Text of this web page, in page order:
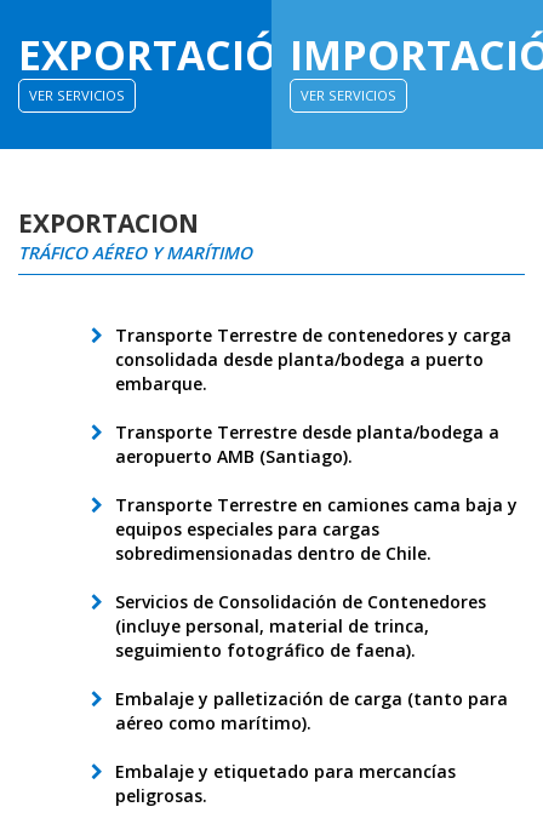
EXPORTACIÓN
VER SERVICIOS VER SERVICIOS
EXPORTACION
TRÁFICO AÉREO Y MARÍTIMO
Transporte Terrestre de contenedores y carga
consolidada desde planta/bodega a puerto
embarque.
Transporte Terrestre desde planta/bodega a
aeropuerto AMB (Santiago).
Transporte Terrestre en camiones cama baja y
equipos especiales para cargas
sobredimensionadas dentro de Chile.
Servicios de Consolidación de Contenedores
(incluye personal, material de trinca,
seguimiento fotográfico de faena).
Embalaje y palletización de carga (tanto para
aéreo como marítimo).
Embalaje y etiquetado para mercancías
peligrosas.